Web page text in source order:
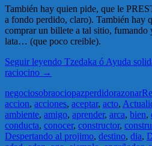
También hay quien pide, que le
a fondo perdido, claro). También hay
comprar un billete a tal sitio, fumando
lata… (que poco creible).
Seguir leyendo Tzedaka ó Ayuda
raciocino →
negociosobraociopazperdidorazonar
accion, acciones, aceptar, acto,
ambiente, amigo, aprender, arca, bien,
conducta, conocer, constructor,
Despertando al projimo, destino, dia,